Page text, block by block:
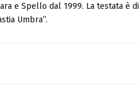
e Spello dal 1999. La testata è di
Umbra”.